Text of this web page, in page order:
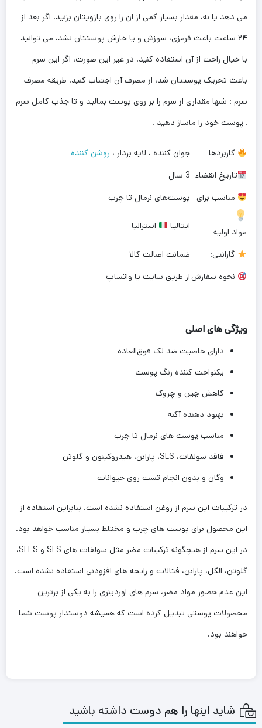
می دهد یا نه، مقدار بسیار کمی از ان را روی بازویتان بزنید. اگر بعد از
۲۴ ساعت باعث قرمزی، سوزش و یا خارش پوستتان نشد، می توانید
با خیال راحت از آن استفاده کنید. در غیر این صورت، اگر این سرم
باعث تحریک پوستتان شد، از مصرف آن اجتناب کنید. طریقه مصرف
سرم : شبها مقداری از سرم را بر روی پوست بمالید و تا جذب کامل سرم
, پوست خود را ماساژ دهید .
کاربردها جوان کننده ، لایه بردار ، روشن کننده
تاریخ انقضاء 3 سال
مناسب برای
پوست‌های نرمال تا چرب
مواد اولیه
ایتالیا استرالیا
گارانتی:
ضمانت اصالت کالا
نحوه سفارش از طریق سایت یا واتساپ
ویژگی های اصلی
دارای خاصیت ضد لک فوق‌العاده
یکنواخت کننده رنگ پوست
کاهش چین و چروک
بهبود دهنده آکنه
مناسب پوست های نرمال تا چرب
فاقد سولفات، SLS، پارابن، هیدروکینون و گلوتن
وگان و بدون انجام تست روی حیوانات
در ترکیبات این سرم از روغن استفاده نشده است. بنابراین استفاده از
این محصول برای پوست های چرب و مختلط بسیار مناسب خواهد بود.
در این سرم از هیچگونه ترکیبات مضر مثل سولفات های SLS و SLES،
گلوتن، الکل، پارابن، فتالات و رایحه های افزودنی استفاده نشده است.
این عدم حضور مواد مضر، سرم های اوردینری را به یکی از برترین
محصولات پوستی تبدیل کرده است که همیشه دوستدار پوست شما
خواهند بود‌.
شاید اینها را هم دوست داشته باشید